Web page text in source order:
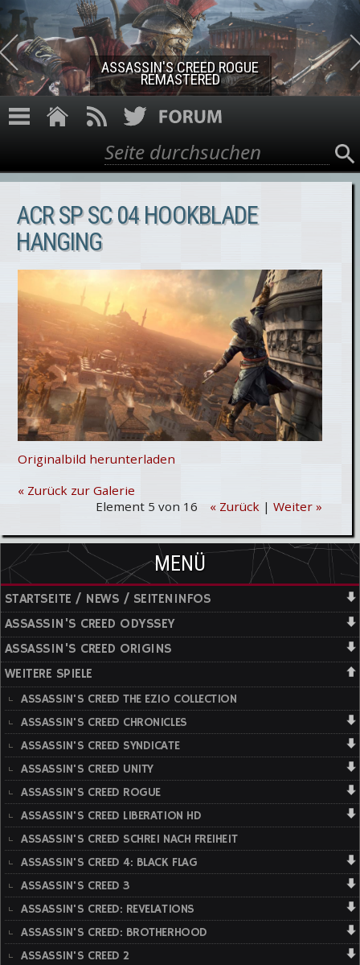
Direkt zum Inhalt
ASSASSIN'S CREED ROGUE
REMASTERED
Suchformular
Suche
ACR SP SC 04 HOOKBLADE
HANGING
Originalbild herunterladen
« Zurück zur Galerie
Element 5 von 16
« Zurück| Weiter »
MENÜ
STARTSEITE / NEWS / SEITENINFOS
ASSASSIN'S CREED ODYSSEY
ASSASSIN'S CREED ORIGINS
WEITERE SPIELE
ASSASSIN'S CREED THE EZIO COLLECTION
ASSASSIN'S CREED CHRONICLES
ASSASSIN'S CREED SYNDICATE
ASSASSIN'S CREED UNITY
ASSASSIN'S CREED ROGUE
ASSASSIN'S CREED LIBERATION HD
ASSASSIN'S CREED SCHREI NACH FREIHEIT
ASSASSIN'S CREED 4: BLACK FLAG
ASSASSIN'S CREED 3
ASSASSIN'S CREED: REVELATIONS
ASSASSIN'S CREED: BROTHERHOOD
ASSASSIN'S CREED 2